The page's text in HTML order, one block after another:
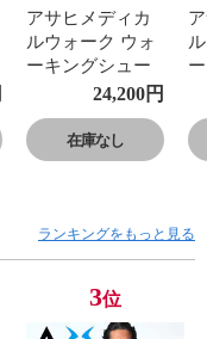
アサヒメディカ
ルウォーク ウォ
ーキングシュー
ズ レディース メ
ンズ 防水 ゴアテ
ックス 4E 本革
レザー 反射材 黒
24,200円
在庫なし
ランキングをもっと見る
3位